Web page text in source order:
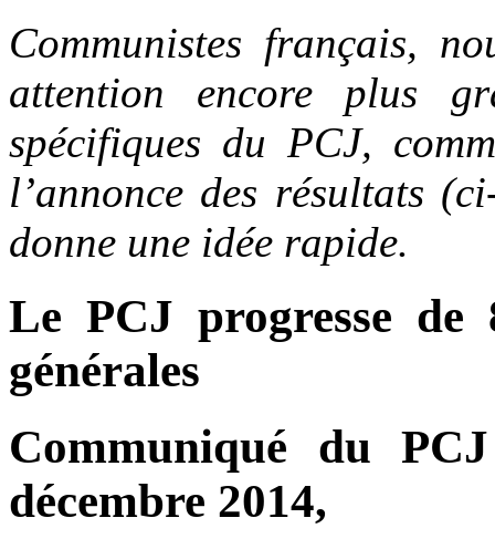
Communistes français,
attention encore plus
spécifiques du PCJ,
l’annonce des résultats
donne une idée rapide.
Le PCJ progresse de
générales
Communiqué du
décembre 2014,